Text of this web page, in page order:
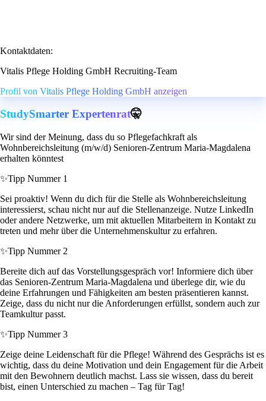
Kontaktdaten:
Vitalis Pflege Holding GmbH Recruiting-Team
Profil von Vitalis Pflege Holding GmbH anzeigen
StudySmarter Expertenrat🤫
Wir sind der Meinung, dass du so Pflegefachkraft als
Wohnbereichsleitung (m/w/d) Senioren-Zentrum Maria-Magdalena
erhalten könntest
✨Tipp Nummer 1
Sei proaktiv! Wenn du dich für die Stelle als Wohnbereichsleitung
interessierst, schau nicht nur auf die Stellenanzeige. Nutze LinkedIn
oder andere Netzwerke, um mit aktuellen Mitarbeitern in Kontakt zu
treten und mehr über die Unternehmenskultur zu erfahren.
✨Tipp Nummer 2
Bereite dich auf das Vorstellungsgespräch vor! Informiere dich über
das Senioren-Zentrum Maria-Magdalena und überlege dir, wie du
deine Erfahrungen und Fähigkeiten am besten präsentieren kannst.
Zeige, dass du nicht nur die Anforderungen erfüllst, sondern auch zur
Teamkultur passt.
✨Tipp Nummer 3
Zeige deine Leidenschaft für die Pflege! Während des Gesprächs ist es
wichtig, dass du deine Motivation und dein Engagement für die Arbeit
mit den Bewohnern deutlich machst. Lass sie wissen, dass du bereit
bist, einen Unterschied zu machen – Tag für Tag!